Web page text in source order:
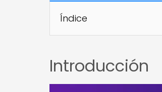
Índice
Introducción